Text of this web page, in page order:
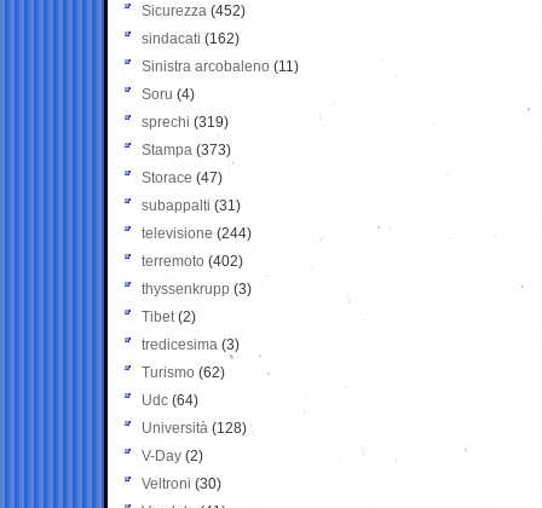
Sicurezza (452)
sindacati (162)
Sinistra arcobaleno (11)
Soru (4)
sprechi (319)
Stampa (373)
Storace (47)
subappalti (31)
televisione(244)
terremoto (402)
thyssenkrupp (3)
Tibet(2)
tredicesima (3)
Turismo (62)
Udc (64)
Università (128)
V-Day (2)
Veltroni (30)